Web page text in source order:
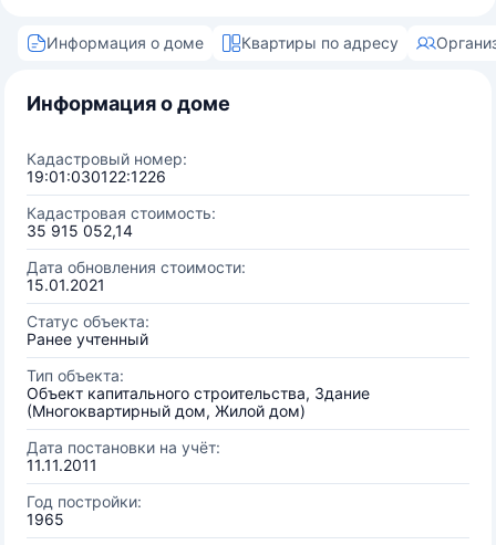
Информация о доме Квартиры по адресу
Информация о доме
Кадастровый номер:
19:01:030122:1226
Кадастровая стоимость:
35 915 052,14
Дата обновления стоимости:
15.01.2021
Статус объекта:
Ранее учтенный
Тип объекта:
Объект капитального строительства, Здание
(Многоквартирный дом, Жилой дом)
Дата постановки на учёт:
11.11.2011
Год постройки:
1965